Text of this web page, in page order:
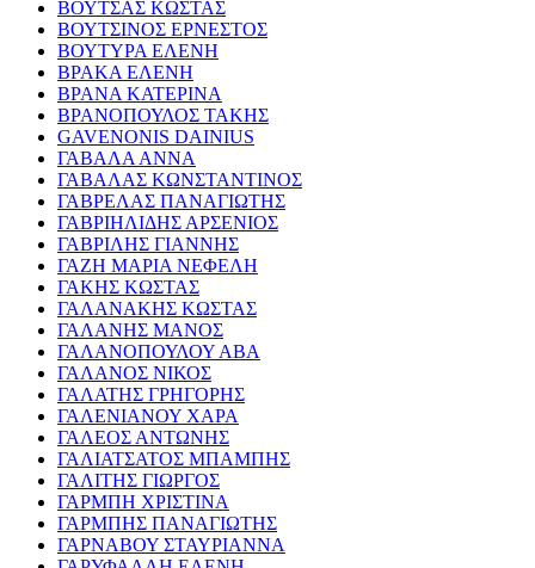
ΒΟΥΤΣΑΣ ΚΩΣΤΑΣ
ΒΟΥΤΣΙΝΟΣ ΕΡΝΕΣΤΟΣ
ΒΟΥΤΥΡΑ ΕΛΕΝΗ
ΒΡΑΚΑ ΕΛΕΝΗ
ΒΡΑΝΑ ΚΑΤΕΡΙΝΑ
ΒΡΑΝΟΠΟΥΛΟΣ ΤΑΚΗΣ
GAVENONIS DAINIUS
ΓΑΒΑΛΑ ΑΝΝΑ
ΓΑΒΑΛΑΣ ΚΩΝΣΤΑΝΤΙΝΟΣ
ΓΑΒΡΕΛΑΣ ΠΑΝΑΓΙΩΤΗΣ
ΓΑΒΡΙΗΛΙΔΗΣ ΑΡΣΕΝΙΟΣ
ΓΑΒΡΙΛΗΣ ΓΙΑΝΝΗΣ
ΓΑΖΗ ΜΑΡΙΑ ΝΕΦΕΛΗ
ΓΑΚΗΣ ΚΩΣΤΑΣ
ΓΑΛΑΝΑΚΗΣ ΚΩΣΤΑΣ
ΓΑΛΑΝΗΣ ΜΑΝΟΣ
ΓΑΛΑΝΟΠΟΥΛΟΥ ΑΒΑ
ΓΑΛΑΝΟΣ ΝΙΚΟΣ
ΓΑΛΑΤΗΣ ΓΡΗΓΟΡΗΣ
ΓΑΛΕΝΙΑΝΟΥ ΧΑΡΑ
ΓΑΛΕΟΣ ΑΝΤΩΝΗΣ
ΓΑΛΙΑΤΣΑΤΟΣ ΜΠΑΜΠΗΣ
ΓΑΛΙΤΗΣ ΓΙΩΡΓΟΣ
ΓΑΡΜΠΗ ΧΡΙΣΤΙΝΑ
ΓΑΡΜΠΗΣ ΠΑΝΑΓΙΩΤΗΣ
ΓΑΡΝΑΒΟΥ ΣΤΑΥΡΙΑΝΝΑ